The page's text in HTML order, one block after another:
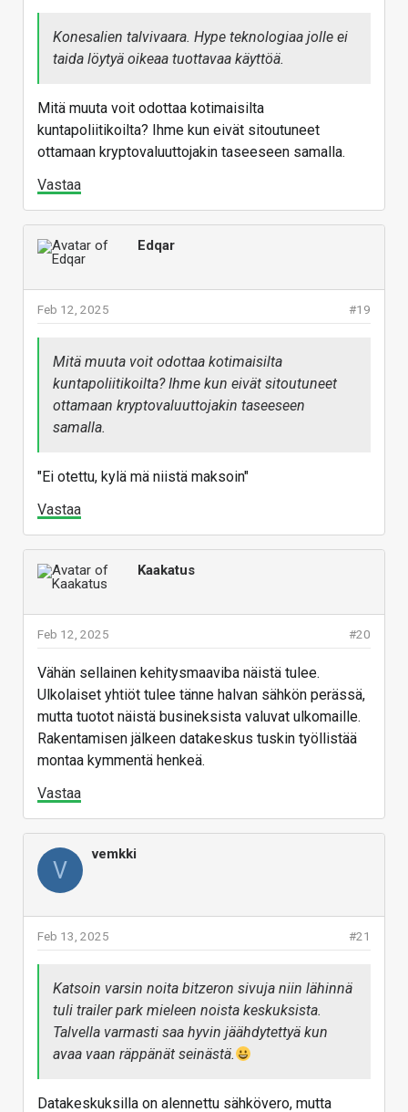
Konesalien talvivaara. Hype teknologiaa jolle ei
taida löytyä oikeaa tuottavaa käyttöä.
Mitä muuta voit odottaa kotimaisilta
kuntapoliitikoilta? Ihme kun eivät sitoutuneet
ottamaan kryptovaluuttojakin taseeseen samalla.
Vastaa
Edqar
#19
Feb 12, 2025
Mitä muuta voit odottaa kotimaisilta
kuntapoliitikoilta? Ihme kun eivät sitoutuneet
ottamaan kryptovaluuttojakin taseeseen
samalla.
"Ei otettu, kylä mä niistä maksoin"
Vastaa
Kaakatus
#20
Feb 12, 2025
Vähän sellainen kehitysmaaviba näistä tulee.
Ulkolaiset yhtiöt tulee tänne halvan sähkön perässä,
mutta tuotot näistä busineksista valuvat ulkomaille.
Rakentamisen jälkeen datakeskus tuskin työllistää
montaa kymmentä henkeä.
Vastaa
V
vemkki
#21
Feb 13, 2025
Katsoin varsin noita bitzeron sivuja niin lähinnä
tuli trailer park mieleen noista keskuksista.
Talvella varmasti saa hyvin jäähdytettyä kun
avaa vaan räppänät seinästä.
Datakeskuksilla on alennettu sähkövero, mutta